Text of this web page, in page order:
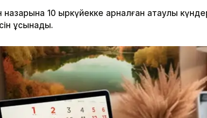
назарына 10 қыркүйекке арналған атаулы
ұсынады.